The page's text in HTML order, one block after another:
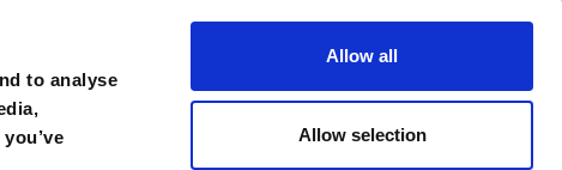
to analyse
Allow all
Allow selection